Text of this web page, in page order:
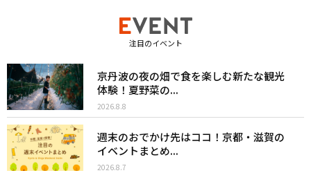
注目のイベント
京丹波の夜の畑で食を楽しむ新たな観光
体験！夏野菜の...
2026.8.8
週末のおでかけ先はココ！京都・滋賀の
イベントまとめ...
2026.8.7